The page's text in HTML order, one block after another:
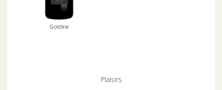
Goldline
Plaisirs